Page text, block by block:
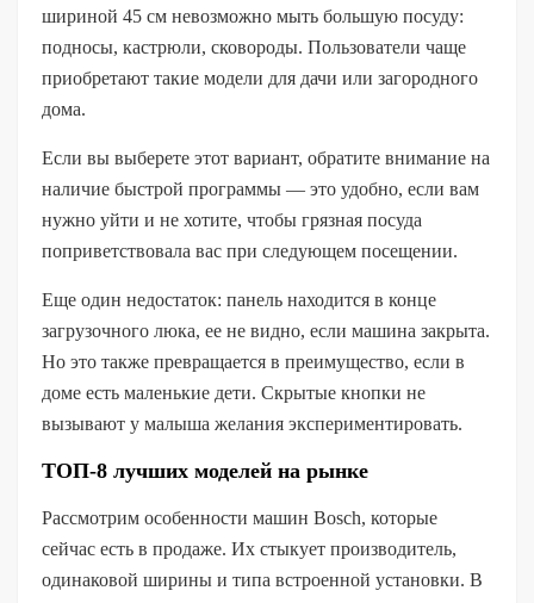
шириной 45 см невозможно мыть большую посуду:
подносы, кастрюли, сковороды. Пользователи чаще
приобретают такие модели для дачи или загородного
дома.
Если вы выберете этот вариант, обратите внимание на
наличие быстрой программы — это удобно, если вам
нужно уйти и не хотите, чтобы грязная посуда
поприветствовала вас при следующем посещении.
Еще один недостаток: панель находится в конце
загрузочного люка, ее не видно, если машина закрыта.
Но это также превращается в преимущество, если в
доме есть маленькие дети. Скрытые кнопки не
вызывают у малыша желания экспериментировать.
ТОП-8 лучших моделей на рынке
Рассмотрим особенности машин Bosch, которые
сейчас есть в продаже. Их стыкует производитель,
одинаковой ширины и типа встроенной установки. В